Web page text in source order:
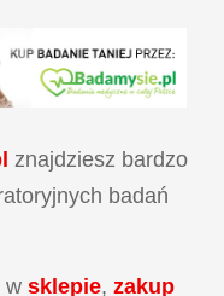
znajdziesz bardzo
badań
wsklepie, zakup